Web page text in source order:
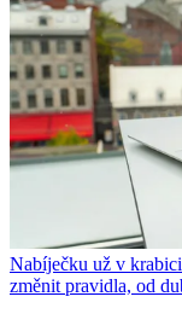
Nabíječku už v
změnit pravidla, od